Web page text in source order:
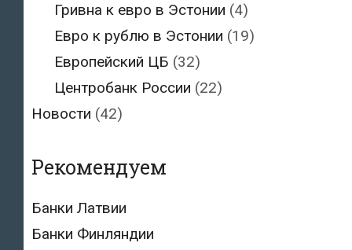
Гривна к евро в Эстонии (4)
Евро к рублю в Эстонии (19)
Европейский ЦБ (32)
Центробанк России (22)
Новости (42)
Рекомендуем
Банки Латвии
Банки Финляндии